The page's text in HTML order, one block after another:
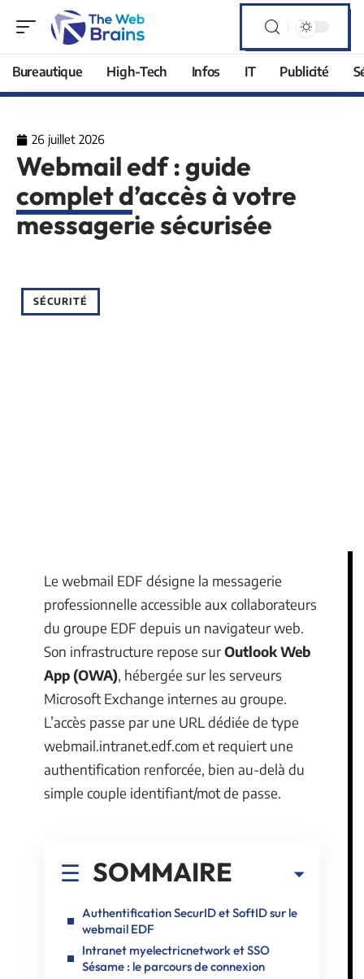
Bureautique High-Tech Infos IT Publicité
26 juillet 2026
Webmail edf : guide
complet d’accès à votre
messagerie sécurisée
SÉCURITÉ
Le webmail EDF désigne la messagerie
professionnelle accessible aux collaborateurs
du groupe EDF depuis un navigateur web.
Son infrastructure repose surOutlook Web
App (OWA), hébergée sur les serveurs
Microsoft Exchange internes au groupe.
L’accès passe par une URL dédiée de type
webmail.intranet.edf.com et requiert une
authentification renforcée, bien au-delà du
simple couple identifiant/mot de passe.
SOMMAIRE
Authentification SecurID et SoftID sur le
webmail EDF
Intranet myelectricnetwork et SSO
Sésame : le parcours de connexion